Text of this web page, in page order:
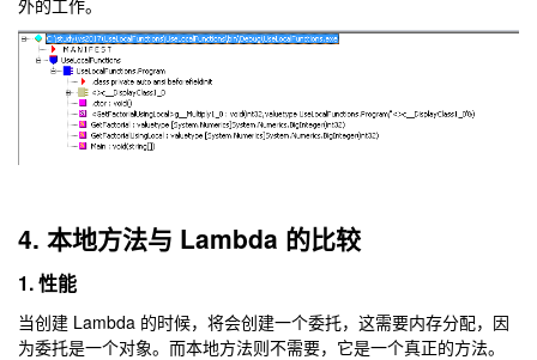
4. 本地方法与 Lambda 的比较
1. 性能
当创建 Lambda 的时候，将会创建一个委托，这需要内存分配，因
为委托是一个对象。而本地方法则不需要，它是一个真正的方法。